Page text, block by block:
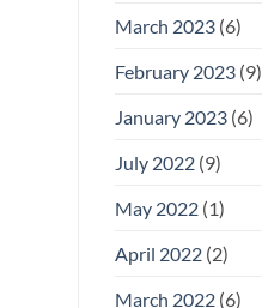
March 2023(6)
February 2023(9)
January 2023(6)
July 2022(9)
May 2022(1)
April 2022(2)
March 2022(6)